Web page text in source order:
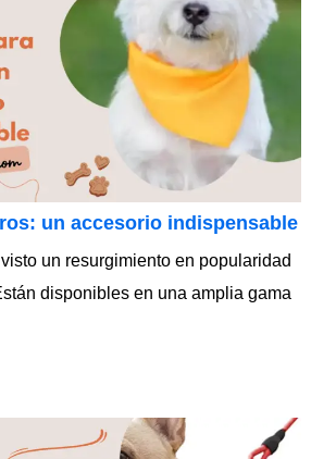
un accesorio indispensable
un resurgimiento en popularidad
disponibles en una amplia gama